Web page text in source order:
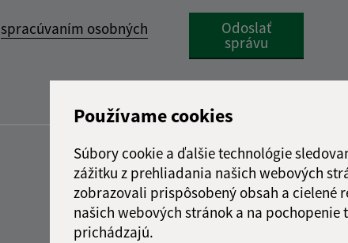
Používame cookies
Súbory cookie a ďalšie technológie
zážitku z prehliadania našich webových
zobrazovali prispôsobený obsah a cielené
našich webových stránok a na
prichádzajú.
spracúvaním osobných
Google reCaptcha Response
Odoslať
správu